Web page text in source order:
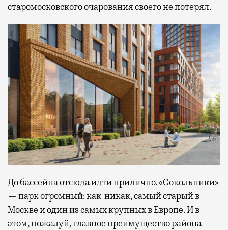
старомосковского очарования своего не потерял.
До бассейна отсюда идти прилично. «Сокольники»
— парк огромный: как-никак, самый старый в
Москве и один из самых крупных в Европе. И в
этом, пожалуй, главное преимущество района